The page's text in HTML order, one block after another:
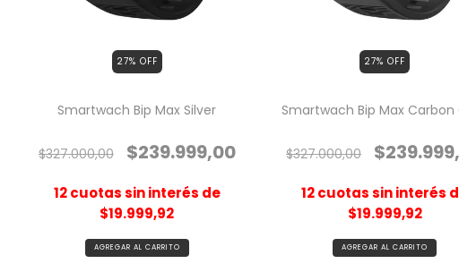
27% OFF
Smartwach Bip Max Silver
$327.000,00 $239.999,00
12cuotas sin interés de
$19.999,92
27% OFF
Smartwach Bip Max Carbon
$327.000,00
12cuotas sin interés
$19.999,92